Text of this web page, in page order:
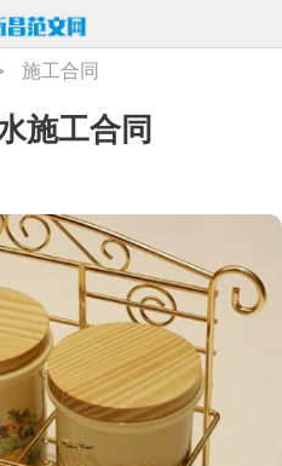
施工合同
施工合同